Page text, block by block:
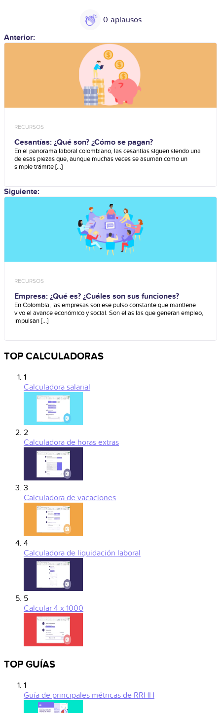
0
Anterior:
RECURSOS
Cesantías: ¿Qué son? ¿Cómo se pagan?
En el panorama laboral colombiano, las cesantías siguen siendo una
de esas piezas que, aunque muchas veces se asuman como un
simple trámite [...]
Siguiente:
RECURSOS
Empresa: ¿Qué es? ¿Cuáles son sus funciones?
En Colombia, las empresas son ese pulso constante que mantiene
vivo el avance económico y social. Son ellas las que generan empleo,
impulsan [...]
TOP CALCULADORAS
1
Calculadora salarial
2
Calculadora de horas extras
3
Calculadora de vacaciones
4
Calculadora de liquidación laboral
5
Calcular 4 x 1000
TOP GUÍAS
1
Guía de principales métricas de RRHH